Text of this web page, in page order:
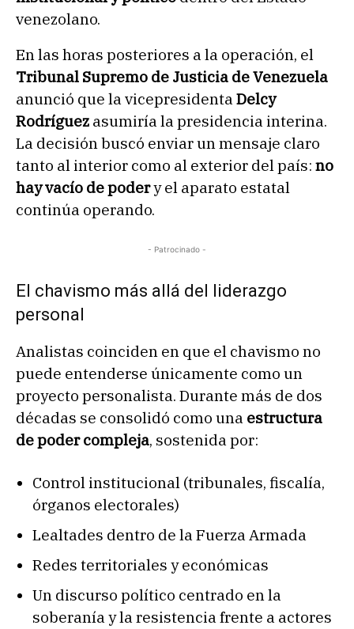
venezolano.
En las horas posteriores a la operación, el
Tribunal Supremo de Justicia de Venezuela
anunció que la vicepresidentaDelcy
Rodríguez asumiría la presidencia interina.
La decisión buscó enviar un mensaje claro
tanto al interior como al exterior del país: no
hay vacío de podery el aparato estatal
continúa operando.
- Patrocinado -
El chavismo más allá del liderazgo
personal
Analistas coinciden en que el chavismo no
puede entenderse únicamente como un
proyecto personalista. Durante más de dos
décadas se consolidó como una estructura
de poder compleja, sostenida por:
Control institucional (tribunales, fiscalía,
órganos electorales)
Lealtades dentro de la Fuerza Armada
Redes territoriales y económicas
Un discurso político centrado en la
soberanía y la resistencia frente a actores